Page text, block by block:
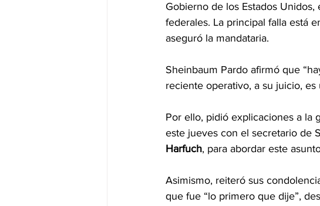
Gobierno de los Estados
federales. La principal falla está
aseguró la mandataria.
Sheinbaum Pardo afirmó que
reciente operativo, a su juicio,
Por ello, pidió explicaciones a la
este jueves con el secretario de
Harfuch, para abordar este
Asimismo, reiteró sus
que fue “lo primero que dije”,